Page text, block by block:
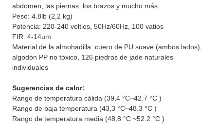
abdomen, las piernas, los brazos y mucho más.
Peso: 4.8lb (2,2 kg)
Potencia: 220-240 voltios, 50Hz/60Hz, 100 vatios
FIR: 4-14um
Material de la almohadilla: cuero de PU suave (ambos lados),
algodón PP no tóxico, 126 piedras de jade naturales
individuales
Sugerencias de calor:
Rango de temperatura cálida (39,4 °C~42.7 °C )
Rango de baja temperatura (43,3 °C~48.3 °C )
Rango de temperatura media (48,8 °C ~52.2 °C )